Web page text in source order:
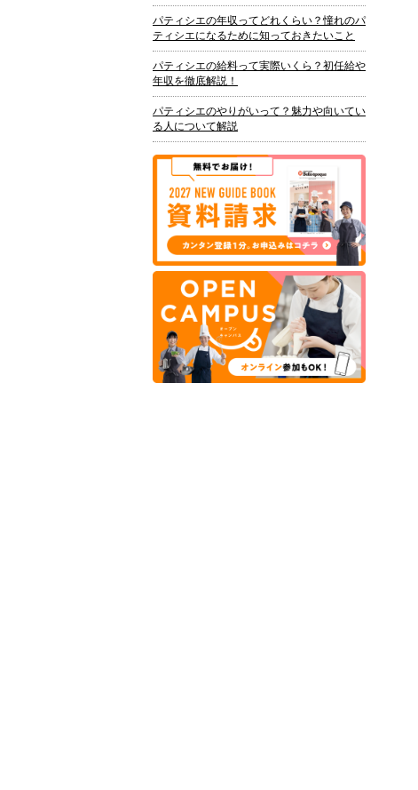
パティシエの年収ってどれくらい？憧れのパ
ティシエになるために知っておきたいこと
パティシエの給料って実際いくら？初任給や
年収を徹底解説！
パティシエのやりがいって？魅力や向いてい
る人について解説